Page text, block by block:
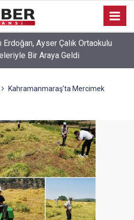
Unutulmaz Dedublüman Gecesi
Kahramanmaraş’ta Mercimek